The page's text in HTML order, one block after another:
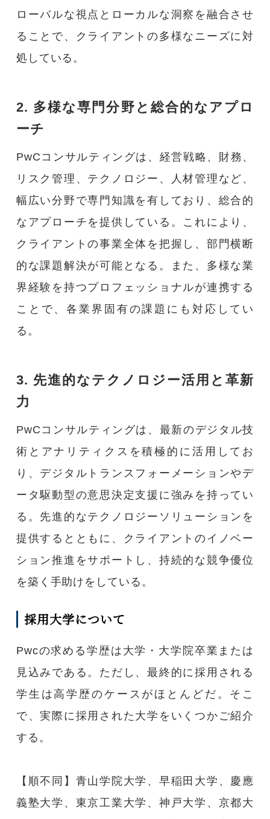
ローバルな視点とローカルな洞察を融合させ
ることで、クライアントの多様なニーズに対
処している。
2. 多様な専門分野と総合的なアプロ
ーチ
PwCコンサルティングは、経営戦略、財務、
リスク管理、テクノロジー、人材管理など、
幅広い分野で専門知識を有しており、総合的
なアプローチを提供している。これにより、
クライアントの事業全体を把握し、部門横断
的な課題解決が可能となる。また、多様な業
界経験を持つプロフェッショナルが連携する
ことで、各業界固有の課題にも対応してい
る。
3. 先進的なテクノロジー活用と革新
力
PwCコンサルティングは、最新のデジタル技
術とアナリティクスを積極的に活用してお
り、デジタルトランスフォーメーションやデ
ータ駆動型の意思決定支援に強みを持ってい
る。先進的なテクノロジーソリューションを
提供するとともに、クライアントのイノベー
ション推進をサポートし、持続的な競争優位
を築く手助けをしている。
採用大学について
Pwcの求める学歴は大学・大学院卒業または
見込みである。ただし、最終的に採用される
学生は高学歴のケースがほとんどだ。そこ
で、実際に採用された大学をいくつかご紹介
する。
【順不同】青山学院大学、早稲田大学、慶應
義塾大学、東京工業大学、神戸大学、京都大